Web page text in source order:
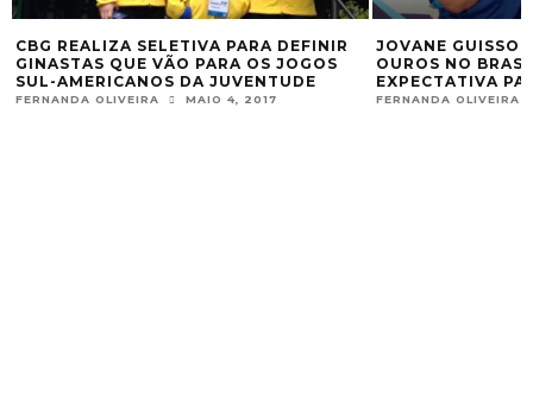
REALIZA SELETIVA PARA DEFINIR
QUE VÃO PARA OS JOGOS
AMERICANOS DA JUVENTUDE
OLIVEIRA MAIO 4, 2017
JOVANE GUISSONE
OUROS NO
EXPECTATIVA
FERNANDA OLIVEIRA